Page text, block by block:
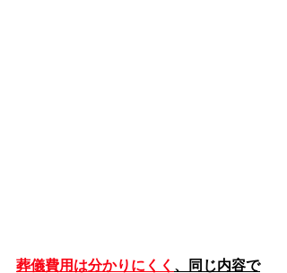
葬儀費用は分かりにくく 、同じ内容で